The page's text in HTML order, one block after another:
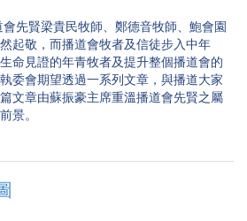
先賢梁貴民牧師、鄭德音牧師、鮑會園
起敬，而播道會牧者及信徒步入中年
命見證的年青牧者及提升整個播道會的
委會期望透過一系列文章，與播道大家
文章由蘇振豪主席重溫播道會先賢之屬
景。